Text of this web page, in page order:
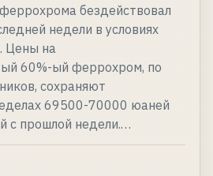
бездействовал
недели в условиях
Цены на
60%-ый феррохром, по
сохраняют
69500-70000 юаней
с прошлой недели.…